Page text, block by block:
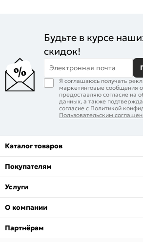
Будьте в курсе
скидок!
Электронная почта
Я соглашаюсь получать
маркетинговые сообщения
предоставляю согласие на
данных, а также
согласие с Политикой
Пользовательским
Каталог товаров
Покупателям
Услуги
О компании
Партнёрам